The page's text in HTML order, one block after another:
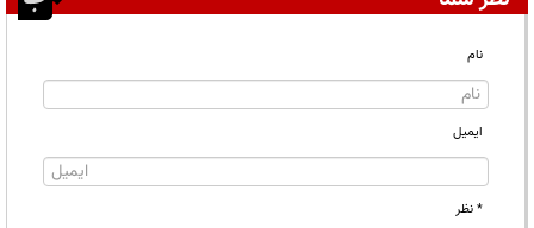
نام
ایمیل
* نظر